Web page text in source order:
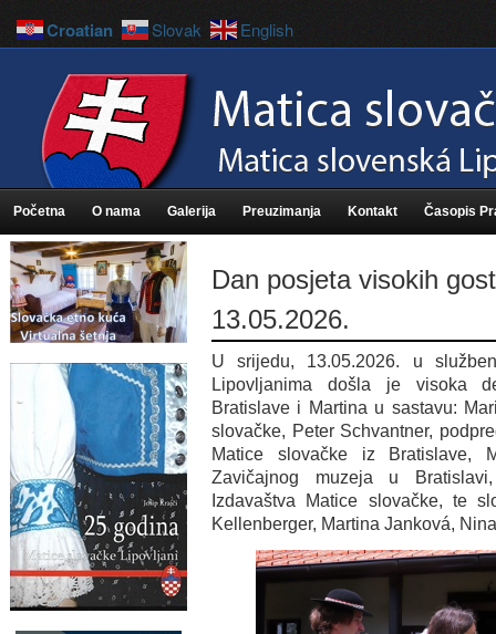
Početna O nama Galerija Preuzimanja Kontakt Časopis
Dan posjeta visokih
13.05.2026.
U srijedu, 13.05.2026. u
Lipovljanima došla je visoka
Bratislave i Martina u sastavu:
slovačke, Peter Schvantner,
Matice slovačke iz Bratislave,
Zavičajnog muzeja u
Izdavaštva Matice slovačke, te
Kellenberger, Martina Janková,
Croatian Slovak English